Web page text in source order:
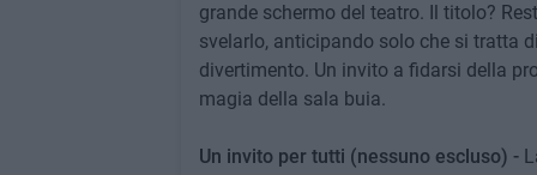
grande schermo del teatro. Il titolo?
svelarlo, anticipando solo che si tratta
divertimento. Un invito a fidarsi della
magia della sala buia.
Un invito per tutti (nessuno escluso) -